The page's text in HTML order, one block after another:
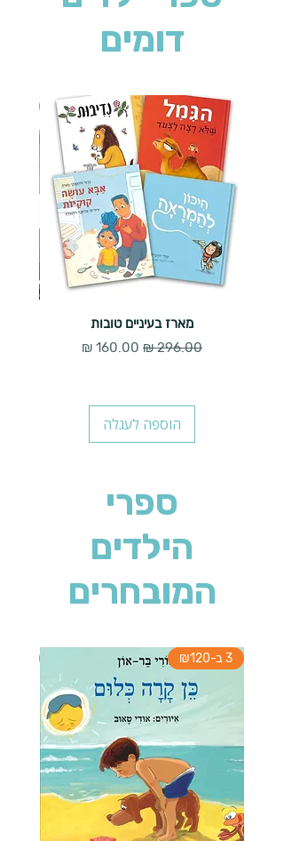
דומים
מארז בעיניים טובות
מחיר רגיל
מחיר מבצע
הוספה לעגלה
ספרי
הילדים
המובחרים
3 ב-₪120